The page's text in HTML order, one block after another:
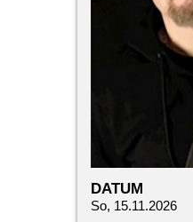
DATUM
So, 15.11.2026